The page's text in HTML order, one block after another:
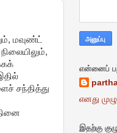
மவுண்ட்
சந்தித்து
என்னைப்
எனது
இதற்கு